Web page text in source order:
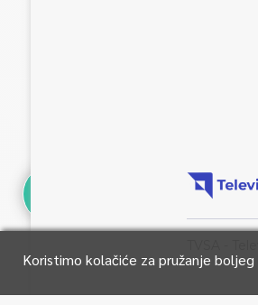
Koristimo kolačiće za pružanje